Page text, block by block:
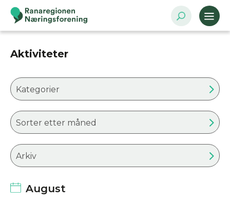
Aktiviteter
Kategorier
Sorter etter måned
Arkiv
August